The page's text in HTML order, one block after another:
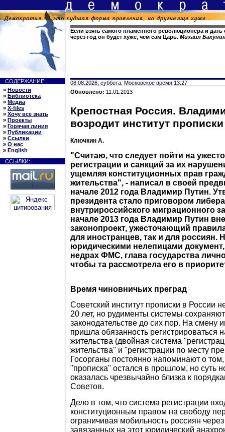
Если взять самого пламенного революционера и дать
через год он будет хуже, чем сам Царь. Михаил
СОДЕРЖАНИЕ:
» Новости
» Библиотека
» Медиа
» X-files
» Хочу все знать
» Проекты
» Горячая линия
» Публикации
» Ссылки
» О нас
» English
ССЫЛКИ:
08.08.2026, суббота. Московское время 13:27
Обновлено: 11.01.2013
Крепостная Россия.
возродит институт прописки
Ключкин А.
"Считаю, что следует пойти на
регистрации и санкций за их
ущемляя конституционных прав
жительства", - написал в своей
начале 2012 года Владимир Путин.
президента стало приговором
внутрироссийского миграционного
начале 2013 года Владимир Путин
законопроект, ужесточающий
для иностранцев, так и для россиян.
юридическими нелепицами
недрах ФМС, глава государства
чтобы та рассмотрела его в
Время чиновничьих преград
Советский институт прописки в России
20 лет, но рудименты системы
законодательстве до сих пор. На смену
пришла обязанность регистрироваться
жительства (двойная система
жительства" и "регистрации по месту
Госорганы постоянно напоминают о
"прописка" остался в прошлом, но суть
оказалась чрезвычайно близка к
Советов.
Дело в том, что система регистрации
конституционным правом на свободу
ограничивая мобильность россиян
завязанных на этот юридический